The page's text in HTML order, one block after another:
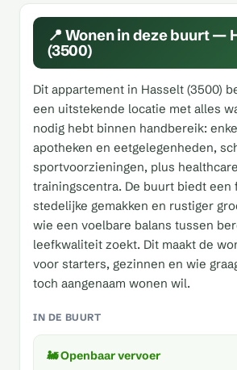
📍 Wonen in deze buurt —
(3500)
Dit appartement in Hasselt (3500)
een uitstekende locatie met alles
nodig hebt binnen handbereik:
apotheken en eetgelegenheden,
sportvoorzieningen, plus
trainingscentra. De buurt biedt een
stedelijke gemakken en rustiger
wie een voelbare balans tussen
leefkwaliteit zoekt. Dit maakt de
voor starters, gezinnen en wie
toch aangenaam wonen wil.
IN DE BUURT
🚂 Openbaar vervoer